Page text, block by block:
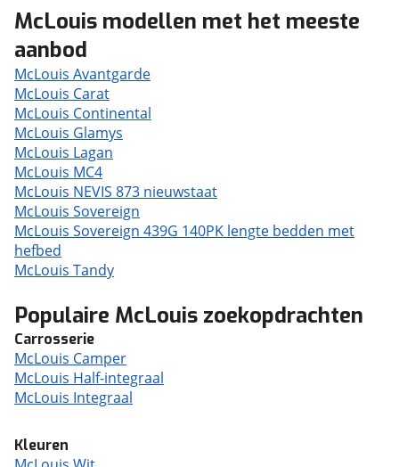
McLouis modellen met het meeste
aanbod
McLouis Avantgarde
McLouis Carat
McLouis Continental
McLouis Glamys
McLouis Lagan
McLouis MC4
McLouis NEVIS 873 nieuwstaat
McLouis Sovereign
McLouis Sovereign 439G 140PK lengte bedden met
hefbed
McLouis Tandy
Populaire McLouis zoekopdrachten
Carrosserie
McLouis Camper
McLouis Half-integraal
McLouis Integraal
Kleuren